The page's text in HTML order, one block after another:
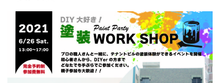
災害復旧に関する紹介
STAFF
お知らせ